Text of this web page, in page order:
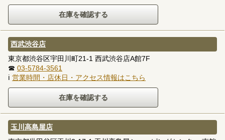
西武渋谷店
東京都渋谷区宇田川町21-1 西武渋谷店A館7F
☎ 03-5784-3561
ℹ 営業時間・店休日・アクセス情報はこちら
玉川高島屋店